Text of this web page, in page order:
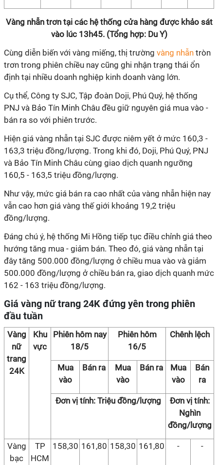
Vàng nhẫn trơn tại các hệ thống cửa hàng được khảo sát
vào lúc 13h45. (Tổng hợp: Du Y)
Cùng diễn biến với vàng miếng, thị trường vàng nhẫn tròn
trơn trong phiên chiều nay cũng ghi nhận trạng thái ổn
định tại nhiều doanh nghiệp kinh doanh vàng lớn.
Cụ thể, Công ty SJC, Tập đoàn Doji, Phú Quý, hệ thống
PNJ và Bảo Tín Minh Châu đều giữ nguyên giá mua vào -
bán ra so với phiên trước.
Hiện giá vàng nhẫn tại SJC được niêm yết ở mức 160,3 -
163,3 triệu đồng/lượng. Trong khi đó, Doji, Phú Quý, PNJ
và Bảo Tín Minh Châu cùng giao dịch quanh ngưỡng
160,5 - 163,5 triệu đồng/lượng.
Như vậy, mức giá bán ra cao nhất của vàng nhẫn hiện nay
vẫn cao hơn giá vàng thế giới khoảng 19,2 triệu
đồng/lượng.
Đáng chú ý, hệ thống Mi Hồng tiếp tục điều chỉnh giá theo
hướng tăng mua - giảm bán. Theo đó, giá vàng nhẫn tại
đây tăng 500.000 đồng/lượng ở chiều mua vào và giảm
500.000 đồng/lượng ở chiều bán ra, giao dịch quanh mức
162 - 163 triệu đồng/lượng.
Giá vàng nữ trang 24K đứng yên trong phiên
đầu tuần
Vàng
nữ
trang
24K
Khu
vực
Phiên hôm nay
18/5
Phiên hôm
16/5
Chênh lệch
Mua
vào
Bán ra
Mua
vào
Bán ra
Mua
vào
Bán
ra
Đơn vị tính: Triệu đồng/lượng
Đơn vị tính:
Nghìn
đồng/lượng
Vàng
bạc
TP
HCM
158,30 161,80 158,30 161,80 - -